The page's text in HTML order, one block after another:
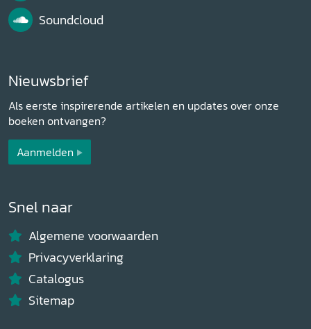
Soundcloud
Nieuwsbrief
Als eerste inspirerende artikelen en updates over onze
boeken ontvangen?
Aanmelden
Snel naar
Algemene voorwaarden
Privacyverklaring
Catalogus
Sitemap